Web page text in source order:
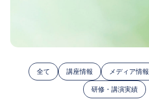
全て 講座情報 メディア情報
研修・講演実績